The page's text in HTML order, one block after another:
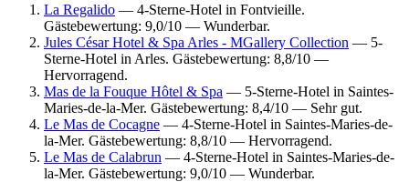
La Regalido — 4-Sterne-Hotel in Fontvieille.
Gästebewertung: 9,0/10 — Wunderbar.
Jules César Hotel & Spa Arles - MGallery Collection — 5-
Sterne-Hotel in Arles. Gästebewertung: 8,8/10 —
Hervorragend.
Mas de la Fouque Hôtel & Spa — 5-Sterne-Hotel in Saintes-
Maries-de-la-Mer. Gästebewertung: 8,4/10 — Sehr gut.
Le Mas de Cocagne — 4-Sterne-Hotel in Saintes-Maries-de-
la-Mer. Gästebewertung: 8,8/10 — Hervorragend.
Le Mas de Calabrun — 4-Sterne-Hotel in Saintes-Maries-de-
la-Mer. Gästebewertung: 9,0/10 — Wunderbar.